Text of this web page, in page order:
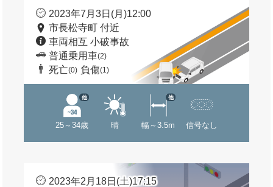
2023年7月3日(月)12:00
市長松寺町 付近
車両相互 小破事故
普通乗用車(2)
死亡(0) 負傷(1)
25～34歳
他
晴 幅～3.5m
他
信号なし
2023年2月18日(土)17:15